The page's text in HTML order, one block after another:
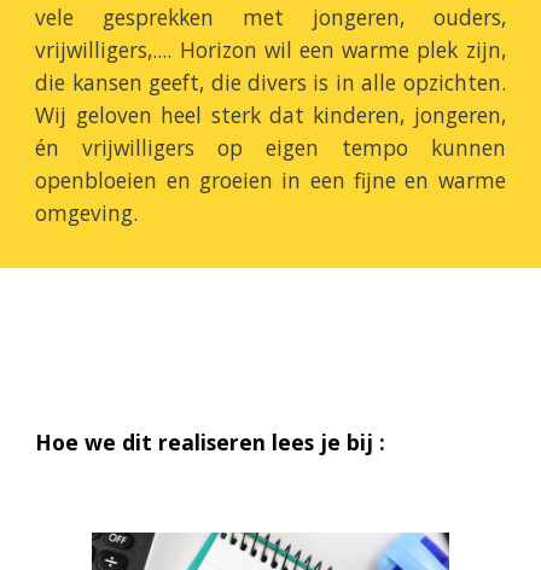
vele gesprekken met jongeren, ouders,
vrijwilligers,.... Horizon wil een warme plek zijn,
die kansen geeft, die divers is in alle opzichten.
Wij geloven heel sterk dat kinderen, jongeren,
én vrijwilligers op eigen tempo kunnen
openbloeien en groeien in een fijne en warme
omgeving.
Hoe we dit realiseren lees je bij :